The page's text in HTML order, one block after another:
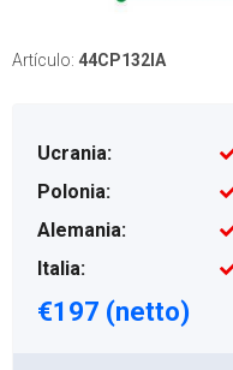
Artículo: 44CP132IA
Ucrania:
Polonia:
Alemania:
Italia:
€197 (netto)